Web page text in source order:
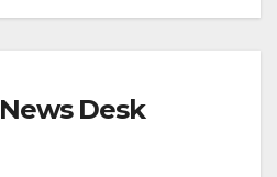
News Desk